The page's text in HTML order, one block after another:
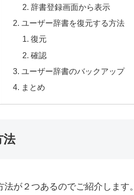
辞書登録画面から表示
ユーザー辞書を復元する方法
復元
確認
ユーザー辞書のバックアップ
まとめ
法
が２つあるのでご紹介します。